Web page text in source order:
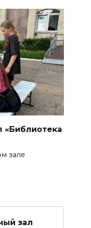
«Библиотека
зале
зал